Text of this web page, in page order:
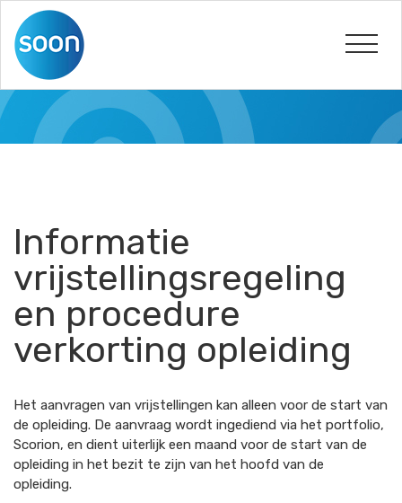
Informatie
vrijstellingsregeling
en procedure
verkorting opleiding
Het aanvragen van vrijstellingen kan alleen voor de start van
de opleiding. De aanvraag wordt ingediend via het portfolio,
Scorion, en dient uiterlijk een maand voor de start van de
opleiding in het bezit te zijn van het hoofd van de
opleiding.